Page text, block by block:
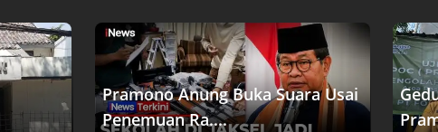
Pramono Anung Buka Suara Usai
Penemuan Ra....